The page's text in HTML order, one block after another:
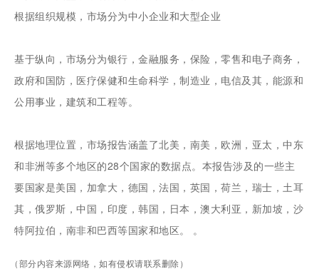
根据组织规模，市场分为中小企业和大型企业
基于纵向，市场分为银行，金融服务，保险，零售和电子商务，
政府和国防，医疗保健和生命科学，制造业，电信及其，能源和
公用事业，建筑和工程等。
根据地理位置，市场报告涵盖了北美，南美，欧洲，亚太，中东
和非洲等多个地区的28个国家的数据点。本报告涉及的一些主
要国家是美国，加拿大，德国，法国，英国，荷兰，瑞士，土耳
其，俄罗斯，中国，印度，韩国，日本，澳大利亚，新加坡，沙
特阿拉伯，南非和巴西等国家和地区。 。
（部分内容来源网络，如有侵权请联系删除）